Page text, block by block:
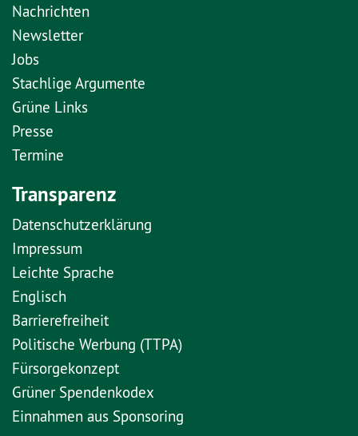
Nachrichten
Newsletter
Jobs
Stachlige Argumente
Grüne Links
Presse
Termine
Transparenz
Datenschutzerklärung
Impressum
Leichte Sprache
Englisch
Barrierefreiheit
Politische Werbung (TTPA)
Fürsorgekonzept
Grüner Spendenkodex
Einnahmen aus Sponsoring